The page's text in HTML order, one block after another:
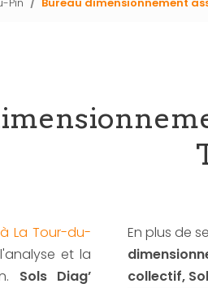
La Tour-du-
et la
Sols Diag’
En plus de
collectif,